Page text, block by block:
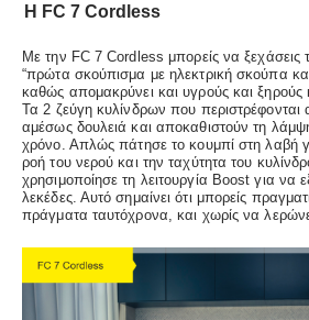
Η FC 7 Cordless
Με την FC 7 Cordless μπορείς να ξεχάσεις
“πρώτα σκούπισμα με ηλεκτρική σκούπα
καθώς απομακρύνει και υγρούς και ξηρούς
Τα 2 ζεύγη κυλίνδρων που περιστρέφονται
αμέσως δουλειά και αποκαθιστούν τη
χρόνο. Απλώς πάτησε το κουμπί στη λαβή
ροή του νερού και την ταχύτητα του
χρησιμοποίησε τη λειτουργία Boost για να
λεκέδες. Αυτό σημαίνει ότι μπορείς
πράγματα ταυτόχρονα, και χωρίς να